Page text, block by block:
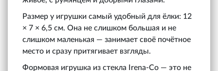
Размер у игрушки самый удобный для ёлки: 12
× 7 × 6,5 см. Она не слишком большая и не
слишком маленькая — занимает своё почётное
место и сразу притягивает взгляды.
Формовая игрушка из стекла Irena‑Co — это не